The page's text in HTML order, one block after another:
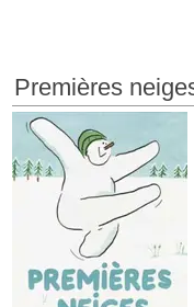
Premières